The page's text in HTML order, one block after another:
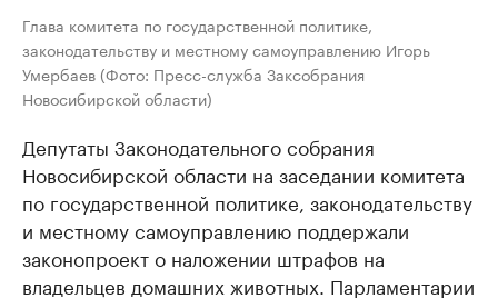
Глава комитета по государственной политике,
законодательству и местному самоуправлению Игорь
Умербаев (Фото: Пресс-служба Заксобрания
Новосибирской области)
Депутаты Законодательного собрания
Новосибирской области на заседании комитета
по государственной политике, законодательству
и местному самоуправлению поддержали
законопроект о наложении штрафов на
владельцев домашних животных. Парламентарии